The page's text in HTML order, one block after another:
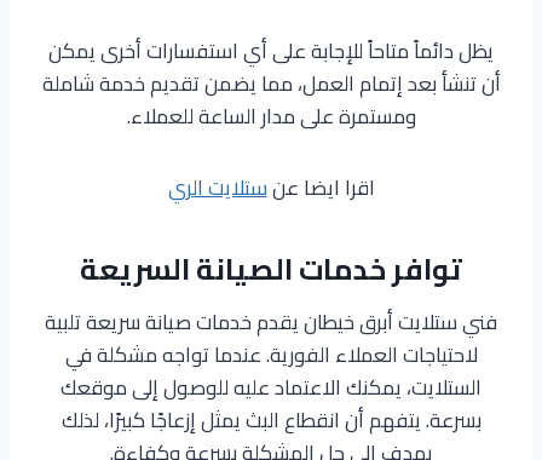
يظل دائماً متاحاً للإجابة على أي استفسارات أخرى يمكن
أن تنشأ بعد إتمام العمل، مما يضمن تقديم خدمة شاملة
ومستمرة على مدار الساعة للعملاء.
اقرا ايضا عنستلايت الري
توافر خدمات الصيانة السريعة
فني ستلايت أبرق خيطان يقدم خدمات صيانة سريعة تلبية
لاحتياجات العملاء الفورية. عندما تواجه مشكلة في
الستلايت، يمكنك الاعتماد عليه للوصول إلى موقعك
بسرعة. يتفهم أن انقطاع البث يمثل إزعاجًا كبيرًا، لذلك
يهدف إلى حل المشكلة بسرعة وكفاءة.